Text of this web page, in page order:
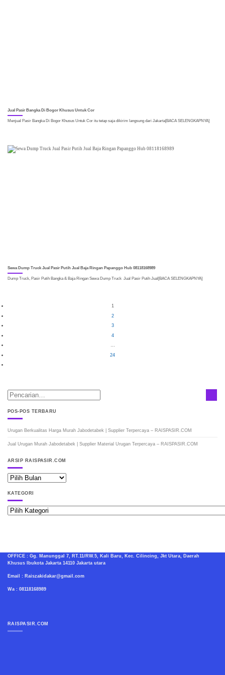
Jual Pasir Bangka Di Bogor Khusus Untuk Cor
Menjual Pasir Bangka Di Bogor Khusus Untuk Cor itu tetap saja dikirim langsung dari Jakarta[BACA SELENGKAPNYA]
Sewa Dump Truck Jual Pasir Putih Jual Baja Ringan Papanggo Hub 08118168989
Dump Truck, Pasir Putih Bangka & Baja Ringan Sewa Dump Truck Jual Pasir Putih Jual[BACA SELENGKAPNYA]
1
2
3
4
…
24
POS-POS TERBARU
Urugan Berkualitas Harga Murah Jabodetabek | Supplier Terpercaya – RAISPASIR.COM
Jual Urugan Murah Jabodetabek | Supplier Material Urugan Terpercaya – RAISPASIR.COM
ARSIP RAISPASIR.COM
ARSIP
RAISPASIR.COM
KATEGORI
Kategori
OFFICE : Gg. Manunggal 7, RT.11/RW.5, Kali Baru, Kec. Cilincing, Jkt Utara, Daerah
Khusus Ibukota Jakarta 14110 Jakarta utara
Email : Raiszakidakar@gmail.com
Wa : 08118168989
RAISPASIR.COM